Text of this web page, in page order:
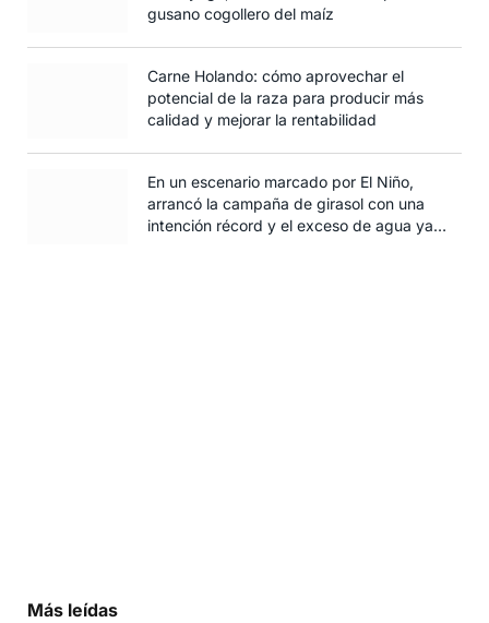
gusano cogollero del maíz
Carne Holando: cómo aprovechar el
potencial de la raza para producir más
calidad y mejorar la rentabilidad
En un escenario marcado por El Niño,
arrancó la campaña de girasol con una
intención récord y el exceso de agua ya
Más leídas